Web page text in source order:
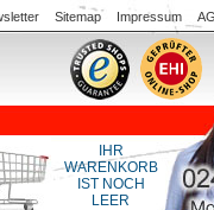
Sitemap Impressum
IHR
WARENKORB
IST NOCH
LEER